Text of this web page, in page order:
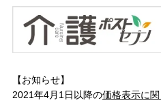
【お知らせ】
2021年4月1日以降の価格表示に